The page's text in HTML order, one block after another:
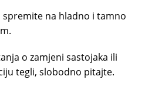
na hladno i tamno
o zamjeni sastojaka ili
tegli, slobodno pitajte.